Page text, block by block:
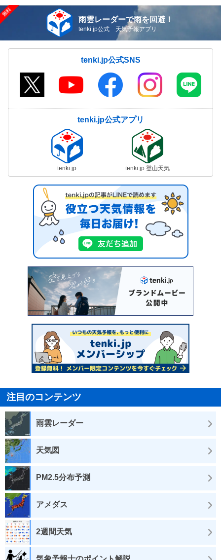
雨雲レーダーで雨を回避！
tenki.jp公式 天気予報アプリ
tenki.jp公式SNS
tenki.jp公式アプリ
tenki.jp tenki.jp 登山天気
注目のコンテンツ
雨雲レーダー
天気図
PM2.5分布予測
アメダス
2週間天気